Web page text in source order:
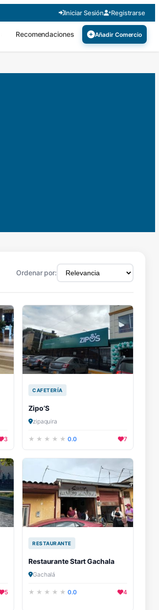
Iniciar Sesión Registrarse
Recomendaciones Añadir Comercio
Ordenar por:
3
CAFETERÍA
Zipo’S
zipaquira
0.0 7
5
RESTAURANTE
Restaurante Start Gachala
Gachalá
0.0 4